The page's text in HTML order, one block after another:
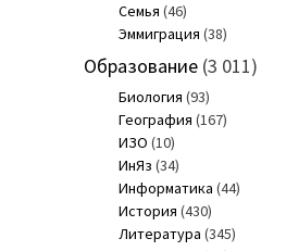
Семья (46)
Эммиграция (38)
Образование(3 011)
Биология (93)
География (167)
ИЗО (10)
ИнЯз (34)
Информатика (44)
История (430)
Литература (345)